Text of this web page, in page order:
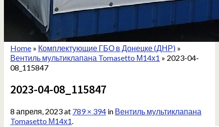
Home» Комплектующие ГБО в Донецке (ДНР)»
Вентиль мультиклапана Tomasetto М14х1 » 2023-04-
08_115847
2023-04-08_115847
8 апреля, 2023at 789 × 394in Вентиль мультиклапана
Tomasetto М14х1.